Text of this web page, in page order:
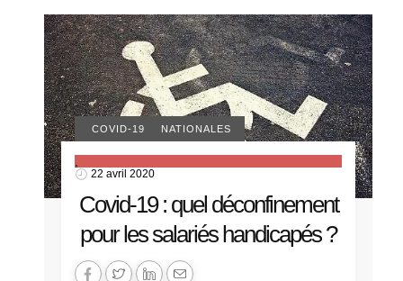
ACTUALITÉS NATIONALES
,
COVID-19
22 avril 2020
Covid-19 : quel déconfinement
pour les salariés handicapés ?